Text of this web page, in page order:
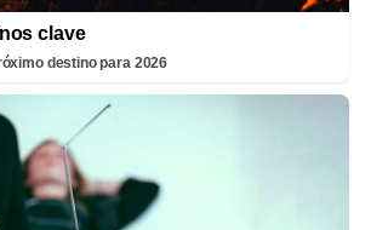
clave
destino para 2026